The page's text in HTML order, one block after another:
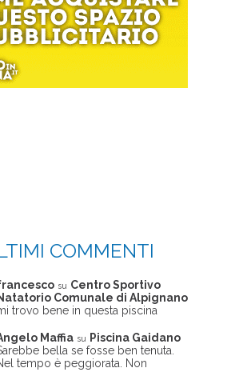
COMMENTI
su Centro Sportivo
Comunale di Alpignano
trovo bene in questa piscina
Maffia su
Piscina Gaidano
bella se fosse ben tenuta.
tempo è peggiorata. Non